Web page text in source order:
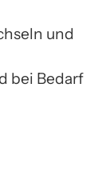
und
bei Bedarf